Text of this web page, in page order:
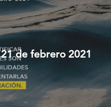
de febrero 2021